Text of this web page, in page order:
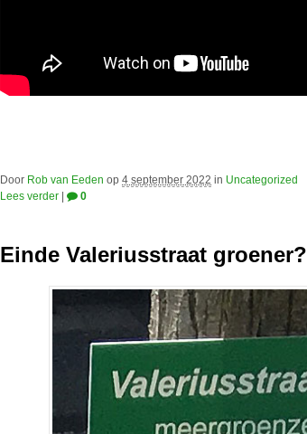
Door Rob van Eeden op 4 september 2022 in Uncategorized
Lees verder
0
Einde Valeriusstraat groener?